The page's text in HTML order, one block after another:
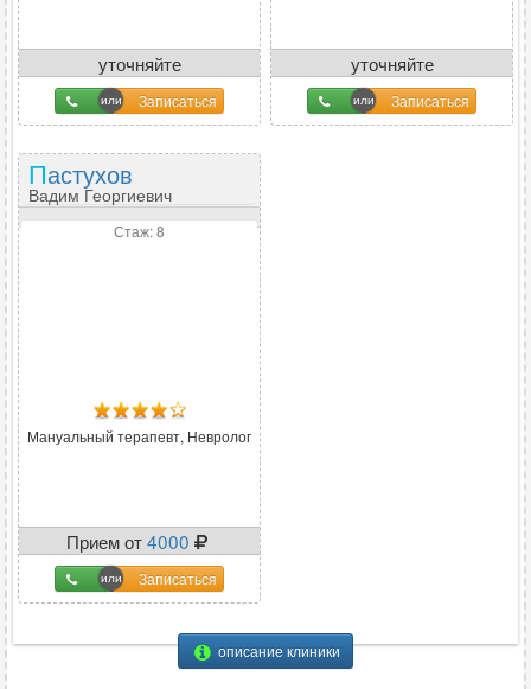
уточняйте
Записаться
уточняйте
Записаться
Пастухов
Вадим Георгиевич
Стаж: 8
Мануальный терапевт, Невролог
Прием от4000
Записаться
описание клиники